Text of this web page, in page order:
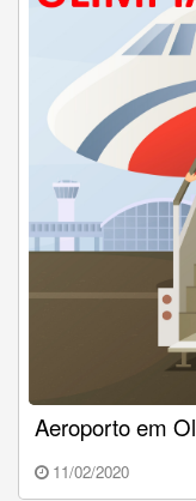
Aeroporto em
11/02/2020